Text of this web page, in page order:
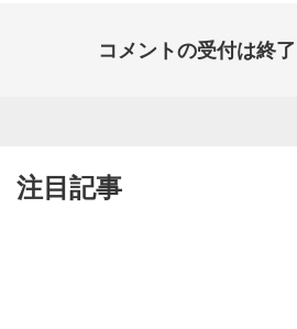
コメントの受付は終了
注目記事